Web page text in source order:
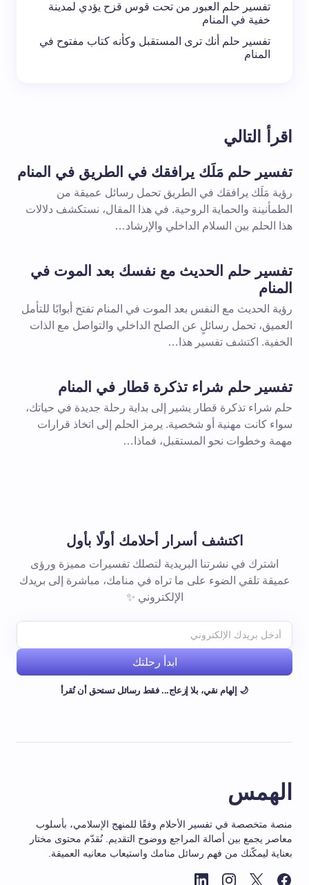
تفسير حلم العبور من تحت قوس قزح يؤدي لمدينة
خفية في المنام
تفسير حلم أنك ترى المستقبل وكأنه كتاب مفتوح في
المنام
اقرأ التالي
تفسير حلم مَلَك يرافقك في الطريق في المنام
رؤية مَلَك يرافقك في الطريق تحمل رسائل عميقة من
الطمأنينة والحماية الروحية. في هذا المقال، نستكشف دلالات
هذا الحلم بين السلام الداخلي والإرشاد…
تفسير حلم الحديث مع نفسك بعد الموت في
المنام
رؤية الحديث مع النفس بعد الموت في المنام تفتح أبوابًا للتأمل
العميق، تحمل رسائلٍ عن الصلح الداخلي والتواصل مع الذات
الخفية. اكتشف تفسير هذا…
تفسير حلم شراء تذكرة قطار في المنام
حلم شراء تذكرة قطار يشير إلى بداية رحلة جديدة في حياتك،
سواء كانت مهنية أو شخصية. يرمز الحلم إلى اتخاذ قرارات
مهمة وخطوات نحو المستقبل، فماذا…
اكتشف أسرار أحلامك أولًا بأول
اشترك في نشرتنا البريدية لتصلك تفسيرات مميزة ورؤى
عميقة تلقي الضوء على ما تراه في منامك، مباشرة إلى بريدك
الإلكتروني ✨
ابدأ رحلتك
🌙 إلهام نقي، بلا إزعاج... فقط رسائل تستحق أن تُقرأ
الهمس
منصة متخصصة في تفسير الأحلام وفقًا للمنهج الإسلامي، بأسلوب
معاصر يجمع بين أصالة المراجع ووضوح التقديم. نُقدّم محتوى مختار
بعناية ليمكّنك من فهم رسائل منامك واستيعاب معانيه العميقة.